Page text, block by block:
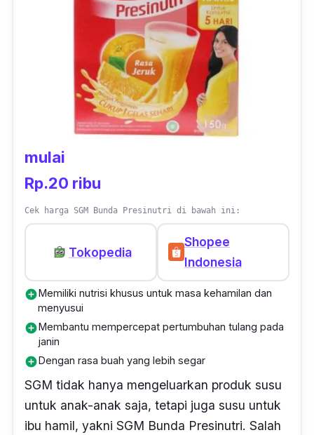
dengan harga yang cukup terjangkau.
mulai
Rp.20 ribu
Cek harga SGM Bunda Presinutri di bawah ini:
Tokopedia
Shopee
Indonesia
add_circleMemiliki nutrisi khusus untuk masa kehamilan dan
menyusui
add_circleMembantu mempercepat pertumbuhan tulang pada
janin
add_circleDengan rasa buah yang lebih segar
SGM tidak hanya mengeluarkan produk susu
untuk anak-anak saja, tetapi juga susu untuk
ibu hamil, yakni SGM Bunda Presinutri. Salah